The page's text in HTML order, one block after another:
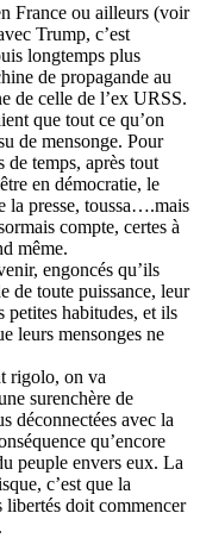
France ou ailleurs (voir
Trump, c’est
longtemps plus
de propagande au
de celle de l’ex URSS.
que tout ce qu’on
de mensonge. Pour
de temps, après tout
en démocratie, le
la presse, toussa….mais
compte, certes à
même.
engoncés qu’ils
de toute puissance, leur
petites habitudes, et ils
leurs mensonges ne
rigolo, on va
surenchère de
déconnectées avec la
qu’encore
peuple envers eux. La
c’est que la
doit commencer